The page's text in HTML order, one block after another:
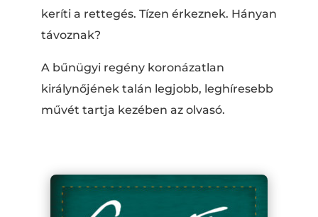
keríti a rettegés. Tízen érkeznek. Hányan
távoznak?
A bűnügyi regény koronázatlan
királynőjének talán legjobb, leghíresebb
művét tartja kezében az olvasó.